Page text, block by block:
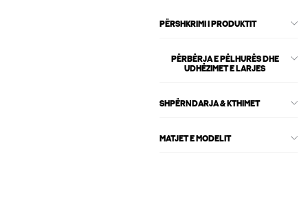
PËRSHKRIMI I PRODUKTIT
PËRBËRJA E PËLHURËS DHE
UDHËZIMET E LARJES
SHPËRNDARJA & KTHIMET
MATJET E MODELIT